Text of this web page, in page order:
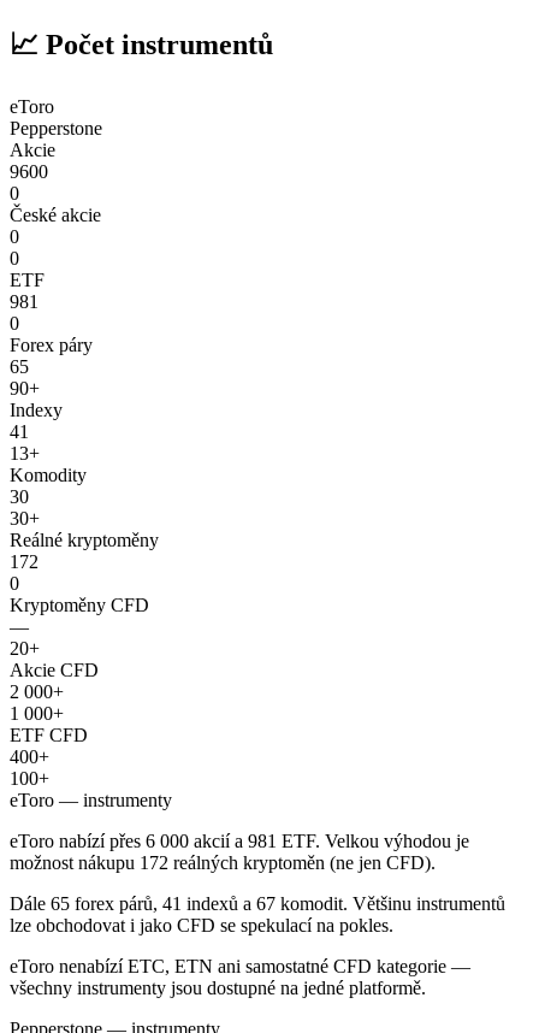
📈 Počet instrumentů
eToro
Pepperstone
Akcie
9600
0
České akcie
0
0
ETF
981
0
Forex páry
65
90+
Indexy
41
13+
Komodity
30
30+
Reálné kryptoměny
172
0
Kryptoměny CFD
—
20+
Akcie CFD
2 000+
1 000+
ETF CFD
400+
100+
eToro — instrumenty
eToro nabízí přes 6 000 akcií a 981 ETF. Velkou výhodou je
možnost nákupu 172 reálných kryptoměn (ne jen CFD).
Dále 65 forex párů, 41 indexů a 67 komodit. Většinu instrumentů
lze obchodovat i jako CFD se spekulací na pokles.
eToro nenabízí ETC, ETN ani samostatné CFD kategorie —
všechny instrumenty jsou dostupné na jedné platformě.
Pepperstone — instrumenty